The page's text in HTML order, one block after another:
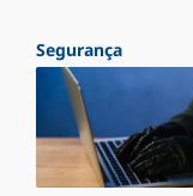
Segurança